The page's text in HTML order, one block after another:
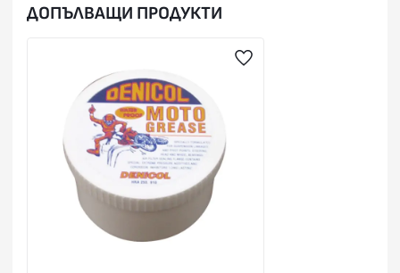
ДОПЪЛВАЩИ ПРОДУКТИ